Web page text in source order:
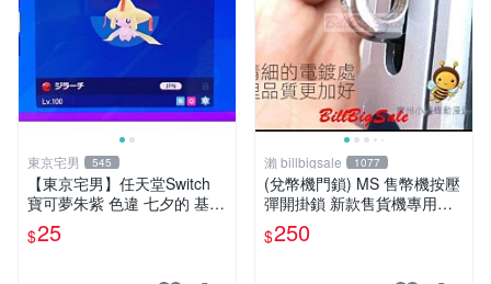
東京宅男 545
【東京宅男】任天堂Switch
寶可夢朱紫 色違 七夕的 基拉
祈
$25
瀨 billbigsale 1077
(兌幣機門鎖) MS 售幣機按壓
彈開掛鎖 新款售貨機專用櫃
門 PP虎娃娃機門鎖
$250